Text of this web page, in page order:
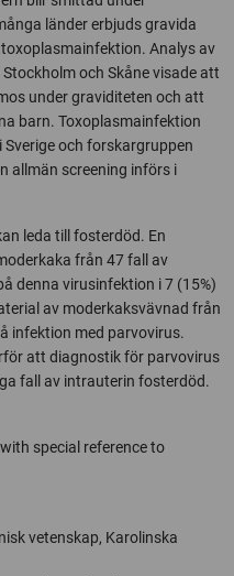
länder erbjuds gravida
Analys av
och Skåne visade att
under graviditeten och att
barn. Toxoplasmainfektion
och forskargruppen
allmän screening införs i
leda till fosterdöd. En
från 47 fall av
denna virusinfektion i 7 (15%)
av moderkaksvävnad från
infektion med parvovirus.
att diagnostik för parvovirus
fall av intrauterin fosterdöd.
special reference to
vetenskap, Karolinska